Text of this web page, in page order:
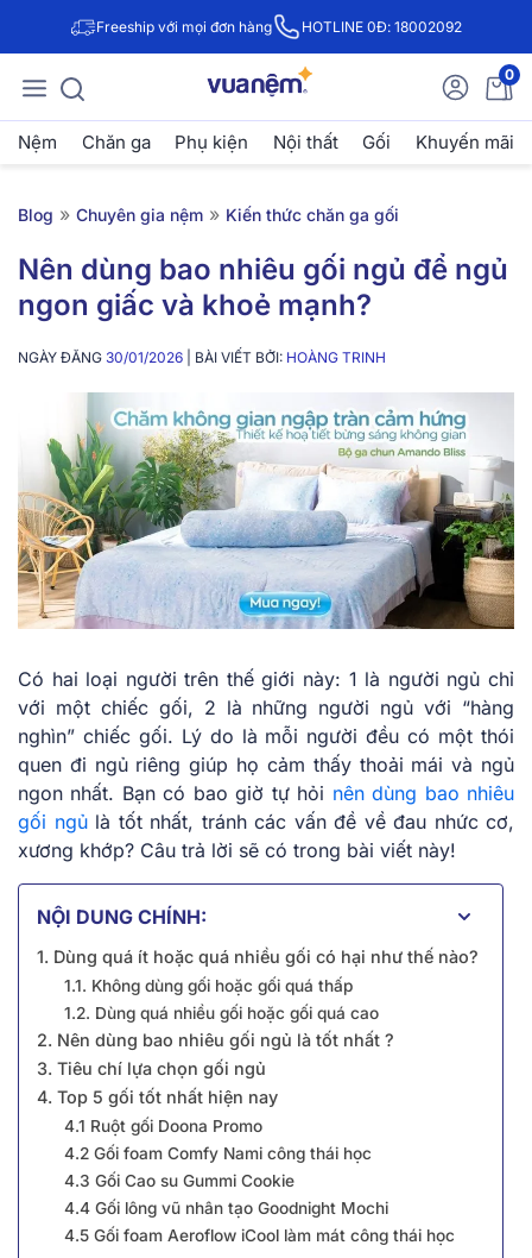
Freeship với mọi đơn hàng HOTLINE 0Đ: 18002092
0
Nệm Chăn ga Phụ kiện Nội thất Gối Khuyến mãi
Blog » Chuyên gia nệm » Kiến thức chăn ga gối
Nên dùng bao nhiêu gối ngủ để ngủ
ngon giấc và khoẻ mạnh?
NGÀY ĐĂNG 30/01/2026 | BÀI VIẾT BỞI: HOÀNG TRINH
Có hai loại người trên thế giới này: 1 là người ngủ chỉ
với một chiếc gối, 2 là những người ngủ với “hàng
nghìn” chiếc gối. Lý do là mỗi người đều có một thói
quen đi ngủ riêng giúp họ cảm thấy thoải mái và ngủ
ngon nhất. Bạn có bao giờ tự hỏi nên dùng bao nhiêu
gối ngủlà tốt nhất, tránh các vấn đề về đau nhức cơ,
xương khớp? Câu trả lời sẽ có trong bài viết này!
NỘI DUNG CHÍNH:
1. Dùng quá ít hoặc quá nhiều gối có hại như thế nào?
1.1. Không dùng gối hoặc gối quá thấp
1.2. Dùng quá nhiều gối hoặc gối quá cao
2. Nên dùng bao nhiêu gối ngủ là tốt nhất ?
3. Tiêu chí lựa chọn gối ngủ
4. Top 5 gối tốt nhất hiện nay
4.1 Ruột gối Doona Promo
4.2 Gối foam Comfy Nami công thái học
4.3 Gối Cao su Gummi Cookie
4.4 Gối lông vũ nhân tạo Goodnight Mochi
4.5 Gối foam Aeroflow iCool làm mát công thái học